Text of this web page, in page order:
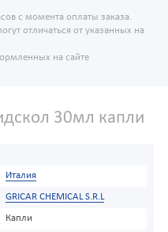
с момента оплаты заказа.
отличаться от указанных на
на сайте
30мл капли
Италия
GRICAR CHEMICAL S.R.L
Капли